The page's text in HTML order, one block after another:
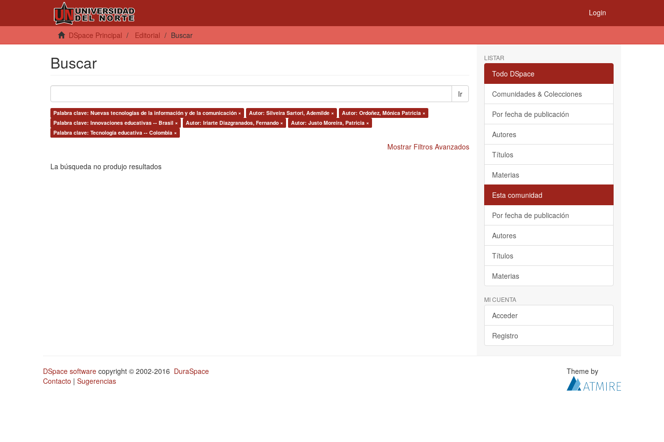
Login
DSpace Principal Editorial Buscar
Buscar
Ir
Palabra clave: Nuevas tecnologías de la información y de la comunicación × Autor: Silveira Sartori, Ademilde ×
Autor: Ordoñez, Mónica Patricia ×
Palabra clave: Innovaciones educativas -- Brasil ×
Autor: Iriarte Diazgranados, Fernando ×
Autor: Justo Moreira, Patricia ×
Palabra clave: Tecnología educativa -- Colombia ×
Mostrar Filtros Avanzados
La búsqueda no produjo resultados
LISTAR
Todo DSpace
Comunidades & Colecciones
Por fecha de publicación
Autores
Títulos
Materias
Esta comunidad
Por fecha de publicación
Autores
Títulos
Materias
MI CUENTA
Acceder
Registro
DSpace software copyright © 2002-2016 DuraSpace
Contacto | Sugerencias
Theme by